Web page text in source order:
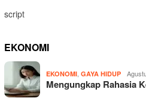
script
EKONOMI
EKONOMI GAYA HIDUP
Mengungkap Rahasia